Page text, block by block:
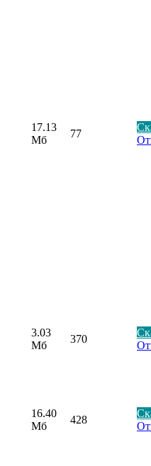
17.13
Мб
77
3.03
Мб
370
16.40
Мб
428